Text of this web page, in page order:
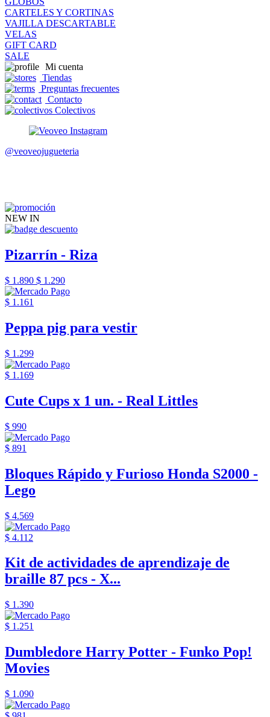
CARTELES Y CORTINAS
VAJILLA DESCARTABLE
VELAS
GIFT CARD
SALE
Mi cuenta
Tiendas
Preguntas frecuentes
Contacto
Colectivos
@veoveojugueteria
NEW IN
Pizarrín - Riza
$ 1.890 $ 1.290
$ 1.161
Peppa pig para vestir
$ 1.299
$ 1.169
Cute Cups x 1 un. - Real Littles
$ 990
$ 891
Bloques Rápido y Furioso Honda S2000 -
Lego
$ 4.569
$ 4.112
Kit de actividades de aprendizaje de
braille 87 pcs - X...
$ 1.390
$ 1.251
Dumbledore Harry Potter - Funko Pop!
Movies
$ 1.090